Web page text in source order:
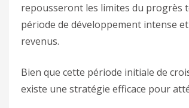
repousseront les limites du progrès
période de développement intense
revenus.
Bien que cette période initiale de
existe une stratégie efficace pour